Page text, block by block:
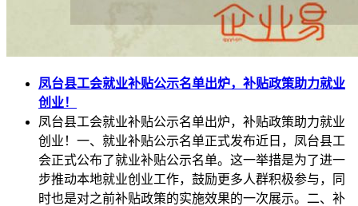
凤台县工会就业补贴公示名单出炉，补贴政策助力就业
创业！
凤台县工会就业补贴公示名单出炉，补贴政策助力就业
创业！一、就业补贴公示名单正式发布近日，凤台县工
会正式公布了就业补贴公示名单。这一举措是为了进一
步推动本地就业创业工作，鼓励更多人群积极参与，同
时也是对之前补贴政策的实施效果的一次展示。二、补